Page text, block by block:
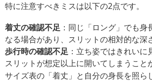
特に注意すべきミスは以下の2点です。
着丈の確認不足 ：同じ「ロング」でも身
なる場合があり、スリットの相対的な深
歩行時の確認不足 ：立ち姿ではきれいに
スリットが想定以上に開いてしまうこと
サイズ表の「着丈」と自分の身長を照ら